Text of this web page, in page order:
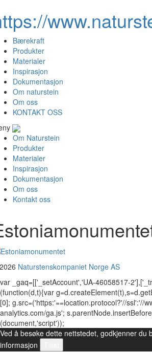
Bærekraft
Produkter
Materialer
Inspirasjon
Dokumentasjon
Om naturstein
Om oss
KONTAKT OSS
Om Naturstein
Produkter
Materialer
Inspirasjon
Dokumentasjon
Om oss
Kontakt oss
Naturstenskompaniet Norge AS
var _gaq=[['_setAccount','UA-46058517-
(function(d,t){var
[0]; g.src=('https:'==location.protocol?'//ssl':'//
analytics.com/ga.js';
(document,'script'));
Ved å besøke dette nettstedet, godkjenner du
informasjon